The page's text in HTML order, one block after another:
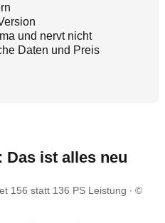
und nervt nicht
Daten und Preis
Das ist alles neu
156 statt 136 PS Leistung
©